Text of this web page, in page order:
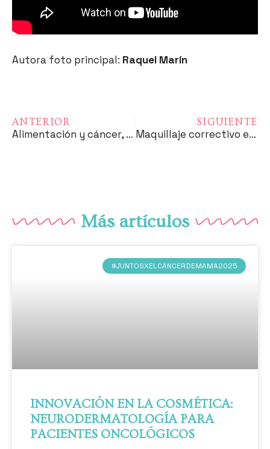
Autora foto principal: Raquel Marín
ANTERIOR
Alimentación y cáncer, no es un juego.
SIGUIENTE
Maquillaje correctivo en el paciente oncológico
Más artículos
#JUNTOSXELCÁNCERDEMAMA2025
INNOVACIÓN EN LA COSMÉTICA:
NEURODERMATOLOGÍA PARA
PACIENTES ONCOLÓGICOS